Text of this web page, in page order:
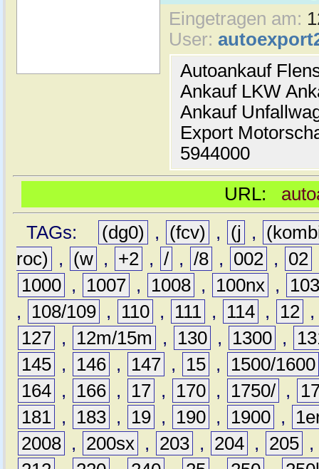
Eingetragen am:
User:
Autoankauf
Ankauf LKW
Ankauf
Export
5944000
URL:
TAGs:
(dg0) , (fcv) , (j ,
roc)
, (w , +2 , / , /8 , 002 , 02
1000 , 1007 , 1008 , 100nx ,
,
108/109 , 110 , 111 , 114 , 12
127 , 12m/15m , 130 , 1300 ,
145 , 146 , 147 , 15 ,
1500/1600
164 , 166 , 17 , 170 , 1750/ ,
181 , 183 , 19 , 190 , 1900 ,
2008 , 200sx , 203 , 204 , 205 ,